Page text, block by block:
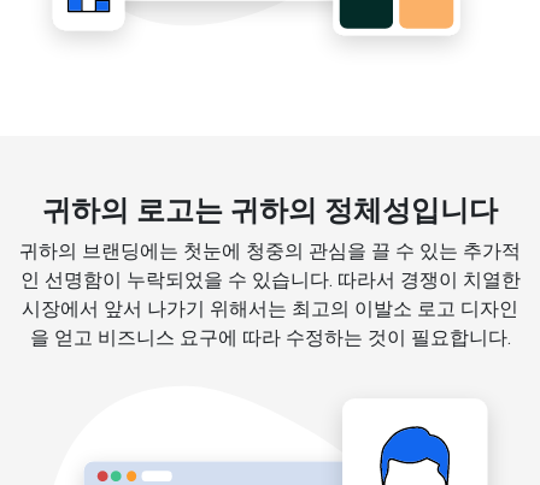
귀하의 로고는 귀하의 정체성입니다
귀하의 브랜딩에는 첫눈에 청중의 관심을 끌 수 있는 추가적
인 선명함이 누락되었을 수 있습니다. 따라서 경쟁이 치열한
시장에서 앞서 나가기 위해서는 최고의 이발소 로고 디자인
을 얻고 비즈니스 요구에 따라 수정하는 것이 필요합니다.